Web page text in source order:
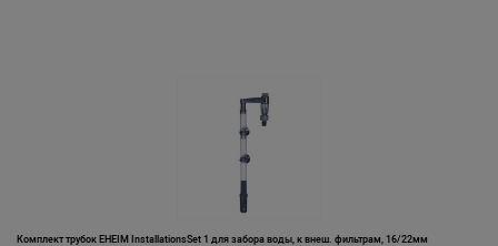
Комплект трубок EHEIM InstallationsSet 1 для забора воды, к внеш. фильтрам, 16/22мм